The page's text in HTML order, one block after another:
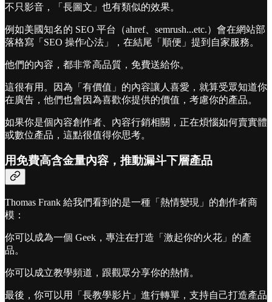
不只影音，「長圖文」也有類似的效果。
例如美國知名的 SEO 平台（ahref、semrush...etc.）會在網站部
落格寫「SEO 操作心法」，在結尾「順便」提到自家服務。
他們的內容，都非常高品質，免費送給你。
這很有用。因為「有價值」的內容讓人喜愛，就算受眾知道你
在廣告，他們也會因為喜歡你提供的價值，考慮你的產品。
如果你是個內容創作者、內容行銷相關，正在煩惱如何賣實體
或數位產品，這點很值得你思考。
用免費高含金量內容，推動漏斗下層產品
Thomas Frank 給我們看到的是一種「熱情變現」的創作者商
模：
你可以成為一個 Geek，專注在打造「激起你的火花」的產
品。
你可以成立教學頻道，跟觀眾分享你的熱情。
最後，你可以用「長教學影片」進行轉單，支持自己打造產品